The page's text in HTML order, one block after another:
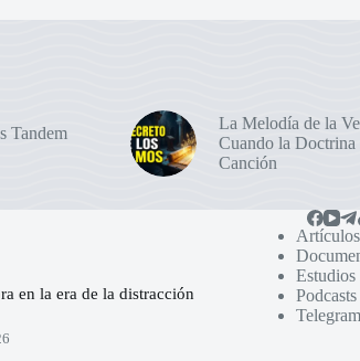
Tandem
La Melodía de la
Cuando la Doctrina
Canción
en la era de la distracción
Artículos
Podcasts
Telegram